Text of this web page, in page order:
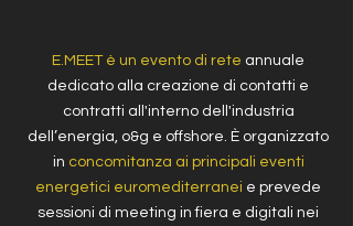
E.MEET è un evento di rete annuale
dedicato alla creazione di contatti e
contratti all'interno dell'industria
dell’energia, o&g e offshore. È organizzato
in concomitanza ai principali eventi
energetici euromediterranei e prevede
sessioni di meeting in fiera e digitali nei